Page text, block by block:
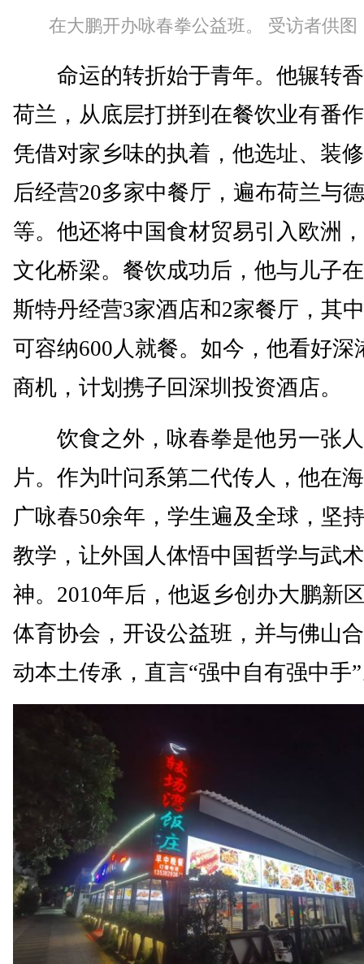
在大鹏开办咏春拳公益班。 受访者供图
命运的转折始于青年。他辗转
荷兰，从底层打拼到在餐饮业有番
凭借对家乡味的执着，他选址、装
后经营20多家中餐厅，遍布荷兰与
等。他还将中国食材贸易引入欧洲
文化桥梁。餐饮成功后，他与儿子
斯特丹经营3家酒店和2家餐厅，其
可容纳600人就餐。如今，他看好深
商机，计划携子回深圳投资酒店。
饮食之外，咏春拳是他另一张
片。作为叶问系第二代传人，他在
广咏春50余年，学生遍及全球，坚
教学，让外国人体悟中国哲学与武
神。2010年后，他返乡创办大鹏新
体育协会，开设公益班，并与佛山
动本土传承，直言“强中自有强中手